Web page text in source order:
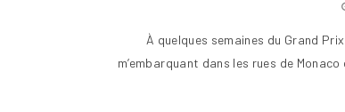
À quelques semaines du Grand
m’embarquant dans les rues de